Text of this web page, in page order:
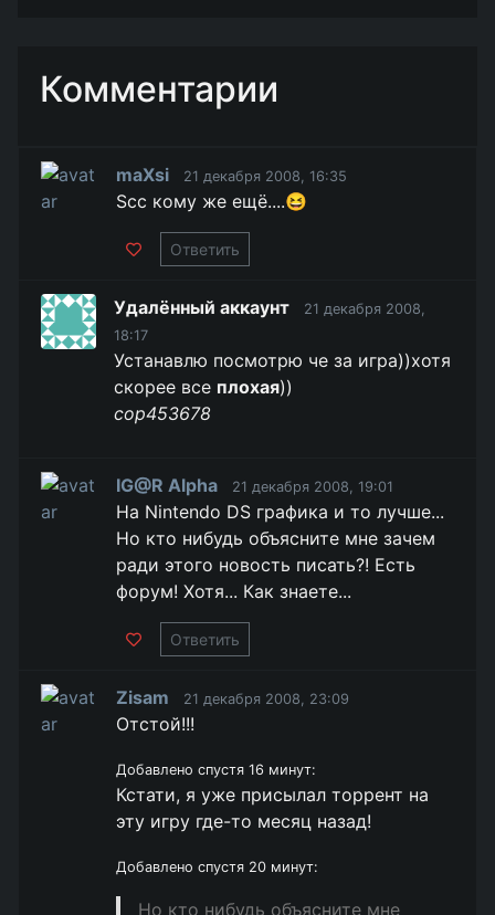
Комментарии
maXsi 21 декабря 2008, 16:35
Scc кому же ещё....😆
Ответить
Удалённый аккаунт
21 декабря 2008,
18:17
Устанавлю посмотрю че за игра))хотя
скорее все плохая))
cop453678
IG@R Alpha 21 декабря 2008, 19:01
На Nintendo DS графика и то лучше...
Но кто нибудь объясните мне зачем
ради этого новость писать?! Есть
форум! Хотя... Как знаете...
Ответить
Zisam 21 декабря 2008, 23:09
Отстой!!!
Добавлено спустя 16 минут:
Кстати, я уже присылал торрент на
эту игру где-то месяц назад!
Добавлено спустя 20 минут:
Но кто нибудь объясните мне